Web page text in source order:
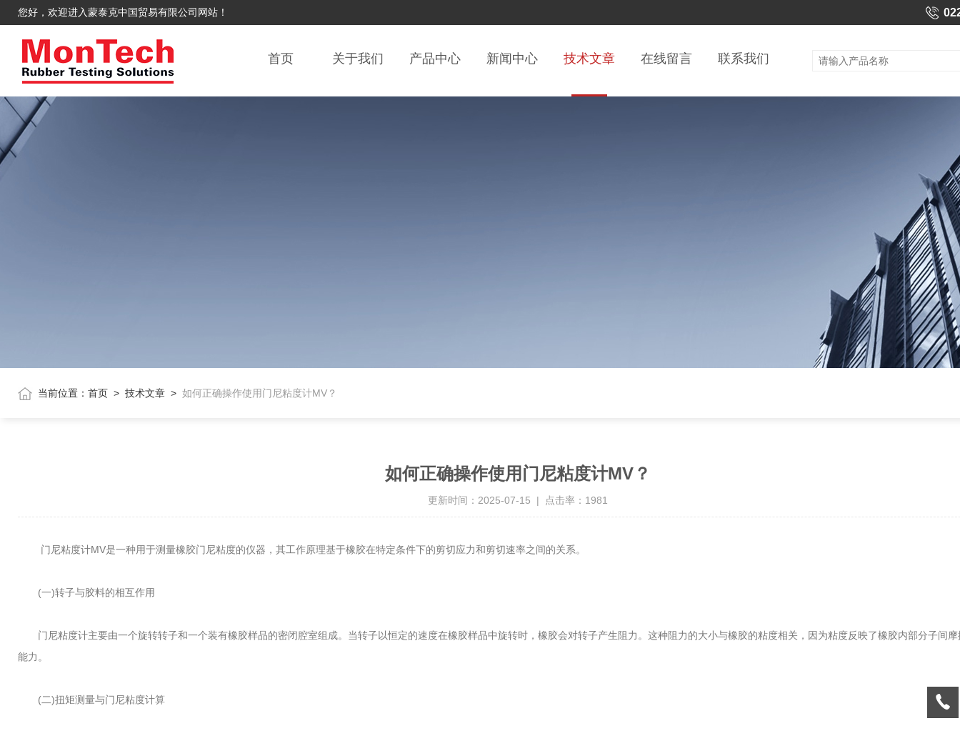
您好，欢迎进入蒙泰克中国贸易有限公司网站！
首页 关于我们 产品中心 新闻中心 技术文章 在线留言 联系我们
当前位置： 首页 > 技术文章 > 如何正确操作使用门尼粘度计MV？
如何正确操作使用门尼粘度计MV？
更新时间：2025-07-15 | 点击率：1981
门尼粘度计MV是一种用于测量橡胶门尼粘度的仪器，其工作原理基于橡胶在特定条件下的剪切应力和剪切速率之间的关系。
(一)转子与胶料的相互作用
门尼粘度计主要由一个旋转转子和一个装有橡胶样品的密闭腔室组成。当转子以恒定的速度在橡胶样品中旋转时，橡胶会对转子产生阻力。这种阻力的大小与橡胶的粘度相关，因为粘度反映了橡胶内部分子间
能力。
(二)扭矩测量与门尼粘度计算